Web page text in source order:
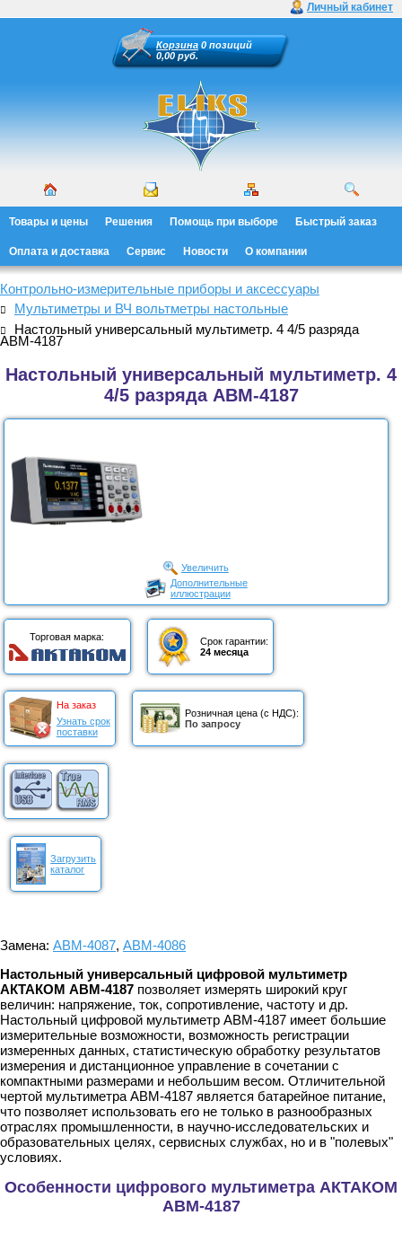
Личный кабинет
Корзина 0 позиций
0,00 руб.
Товары и цены Решения Помощь при выборе Быстрый заказ
Оплата и доставка Сервис Новости О компании
Контрольно-измерительные приборы и аксессуары
Мультиметры и ВЧ вольтметры настольные
Настольный универсальный мультиметр. 4 4/5 разряда
АВМ-4187
Настольный универсальный мультиметр. 4
4/5 разряда АВМ-4187
Увеличить
Дополнительные
иллюстрации
Торговая марка:
Срок гарантии:
24 месяца
На заказ
Узнать срок
поставки
Розничная цена (с НДС):
По запросу
Загрузить
каталог
Замена: АВМ-4087, АВМ-4086
Настольный универсальный цифровой мультиметр
АКТАКОМ АВМ-4187 позволяет измерять широкий круг
величин: напряжение, ток, сопротивление, частоту и др.
Настольный цифровой мультиметр АВМ-4187 имеет большие
измерительные возможности, возможность регистрации
измеренных данных, статистическую обработку результатов
измерения и дистанционное управление в сочетании с
компактными размерами и небольшим весом. Отличительной
чертой мультиметра АВМ-4187 является батарейное питание,
что позволяет использовать его не только в разнообразных
отраслях промышленности, в научно-исследовательских и
образовательных целях, сервисных службах, но и в "полевых"
условиях.
Особенности цифрового мультиметра АКТАКОМ
АВМ-4187